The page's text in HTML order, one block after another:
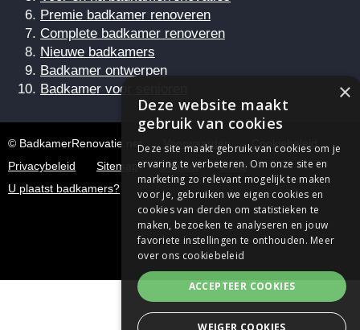
Premie badkamer renoveren
Complete badkamer renoveren
Nieuwe badkamers
Badkamer ontwerpen
Badkamer voor senioren
© BadkamerRenovatie.net Voorwaarden
Cookiebeleid
Privacybeleid
Sitemap Contact
Links
U plaatst badkamers?
×
Deze website maakt
gebruik van cookies
Deze site maakt gebruik van cookies om je
ervaring te verbeteren. Om onze site en
marketing zo relevant mogelijk te maken
voor je, gebruiken we eigen cookies en
cookies van derden om statistieken te
maken, bezoeken te analyseren en jouw
favoriete instellingen te onthouden. Meer
over ons cookiebeleid
ACCEPTEER COOKIES
WEIGER COOKIES